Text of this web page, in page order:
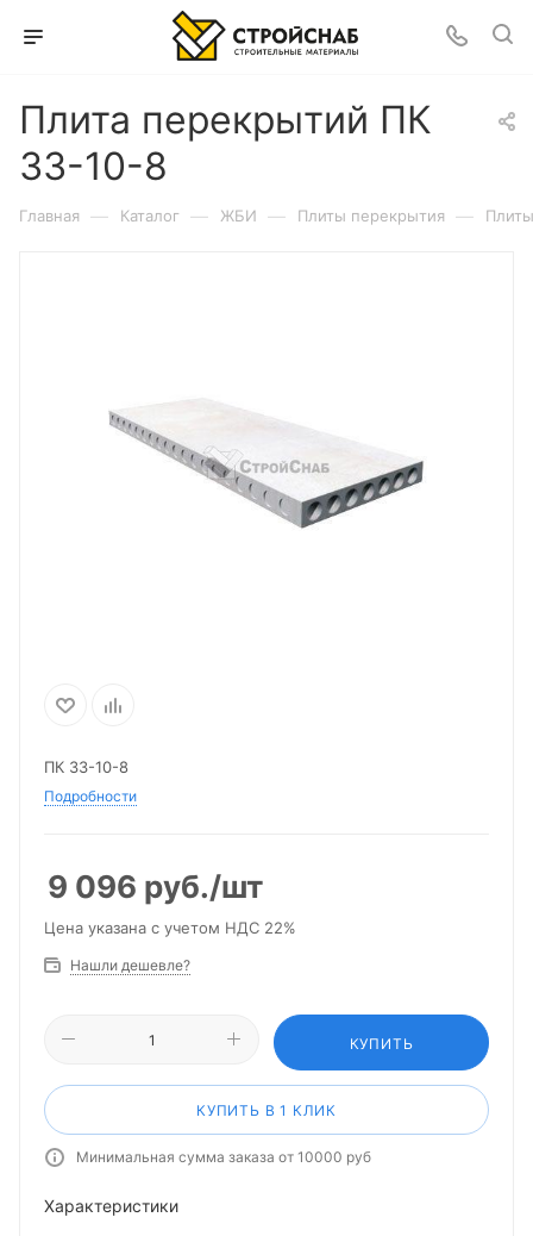
Плита перекрытий ПК
33-10-8
Главная — Каталог — ЖБИ — Плиты перекрытия —
ПК 33-10-8
Подробности
9 096 руб./шт
Цена указана с учетом НДС 22%
Нашли дешевле?
КУПИТЬ
КУПИТЬ В 1 КЛИК
Минимальная сумма заказа от 10000 руб
Характеристики